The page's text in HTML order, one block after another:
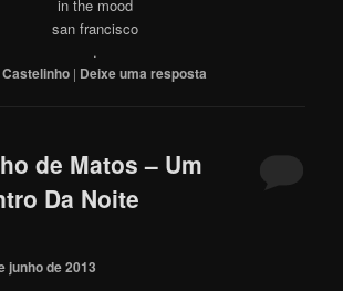
in the mood
san francisco
.
| Deixe uma resposta
de Matos – Um
Da Noite
junho de 2013